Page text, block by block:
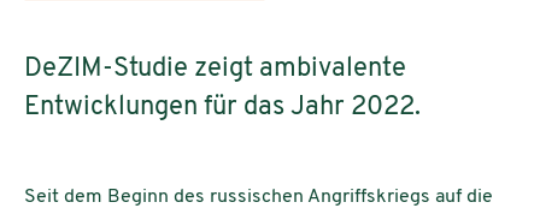
DeZIM-Studie zeigt ambivalente
Entwicklungen für das Jahr 2022.
Seit dem Beginn des russischen Angriffskriegs auf die